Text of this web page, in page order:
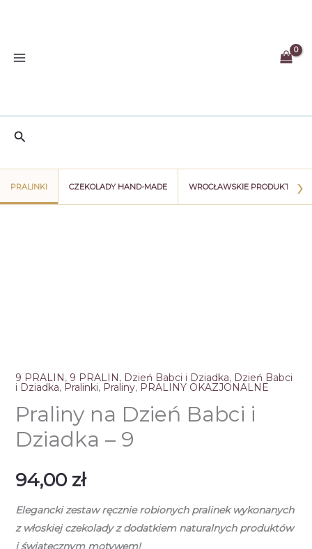
Szukaj
PRALINKI CZEKOLADY HAND-MADE WROCŁAWSKIE PRODUKTY ›
9 PRALIN, 9 PRALIN, Dzień Babci i Dziadka, Dzień Babci
i Dziadka, Pralinki, Praliny, PRALINY OKAZJONALNE
Praliny na Dzień Babci i
Dziadka – 9
94,00 zł
Elegancki zestaw ręcznie robionych pralinekwykonanych
z włoskiej czekoladyz dodatkiem naturalnych produktów
i świątecznym motywem!